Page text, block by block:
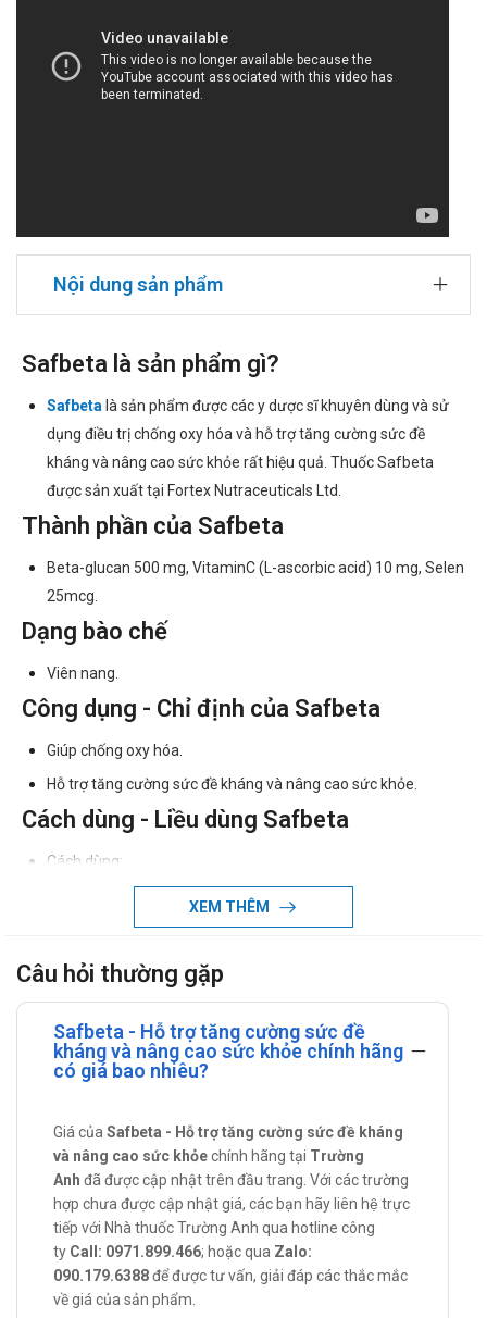
Nội dung sản phẩm
Safbeta là sản phẩm gì?
Safbeta là sản phẩm được các y dược sĩ khuyên dùng và sử
dụng điều trị chống oxy hóa và hỗ trợ tăng cường sức đề
kháng và nâng cao sức khỏe rất hiệu quả. Thuốc Safbeta
được sản xuất tại Fortex Nutraceuticals Ltd.
Thành phần của Safbeta
Beta-glucan 500 mg, VitaminC (L-ascorbic acid) 10 mg, Selen
25mcg.
Dạng bào chế
Viên nang.
Công dụng - Chỉ định của Safbeta
Giúp chống oxy hóa.
Hỗ trợ tăng cường sức đề kháng và nâng cao sức khỏe.
Cách dùng - Liều dùng Safbeta
Cách dùng:
Sản phẩm sử dụng đường uống.
Uống 2 viên mỗi ngày, không uống quá liều dùng được
Chống chỉ định của Safbeta
Không dùng cho người mẫn cảm với bất kỳ thành phần nào
Lưu ý thận trọng khi sử dụng Safbeta
Để xa tầm tay trẻ em.
Sử dụng cho phụ nữ có thai hoặc đang
cho con bú
Không sử dùng cho phụ nữ mang thai và đang cho con bú.
XEM THÊM
Câu hỏi thường gặp
Safbeta - Hỗ trợ tăng cường sức đề
kháng và nâng cao sức khỏe chính hãng
có giá bao nhiêu?
Giá của Safbeta - Hỗ trợ tăng cường sức đề kháng
và nâng cao sức khỏechính hãng tại Trường
Anh đã được cập nhật trên đầu trang. Với các trường
hợp chưa được cập nhật giá, các bạn hãy liên hệ trực
tiếp với Nhà thuốc Trường Anh qua hotline công
ty Call: 0971.899.466; hoặc qua Zalo:
090.179.6388để được tư vấn, giải đáp các thắc mắc
về giá của sản phẩm.